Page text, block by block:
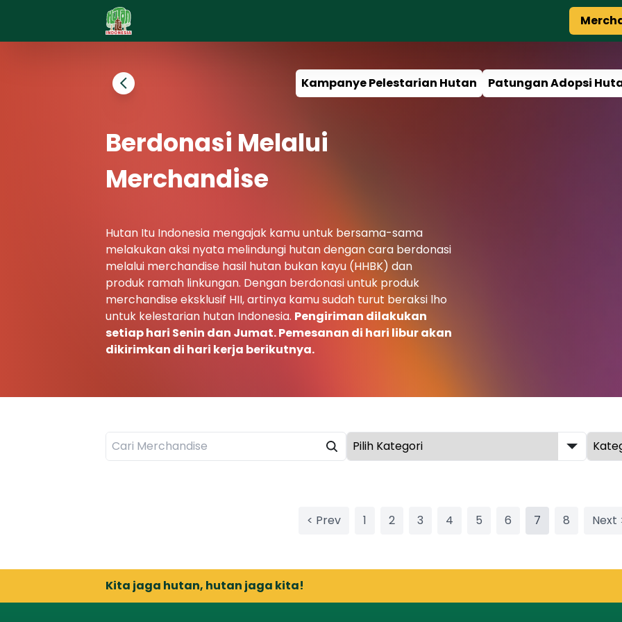
ENG
Kampanye Pelestarian Hutan Patungan Adopsi
Berdonasi Melalui
Merchandise
Hutan Itu Indonesia mengajak kamu untuk bersama-sama
melakukan aksi nyata melindungi hutan dengan cara berdonasi
melalui merchandise hasil hutan bukan kayu (HHBK) dan
produk ramah linkungan. Dengan berdonasi untuk produk
merchandise eksklusif HII, artinya kamu sudah turut beraksi lho
untuk kelestarian hutan Indonesia. Pengiriman dilakukan
setiap hari Senin dan Jumat. Pemesanan di hari libur akan
dikirimkan di hari kerja berikutnya.
< Prev 1 2 3 4 5 6 7 8 Next
Kita jaga hutan, hutan jaga kita!